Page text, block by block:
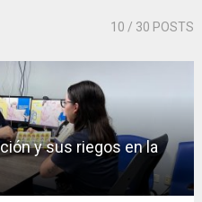
10 / 30 POSTS
y sus riegos en la